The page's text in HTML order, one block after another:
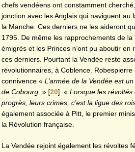
chefs vendéens ont constamment
jonction avec les Anglais qui naviguent au
la Manche. Ces derniers ne les aideront
1795. De même les rapprochements de la
émigrés et les Princes n’ont pu aboutir en
ces derniers. Pourtant la Vendée reste
révolutionnaires, à Coblence.
connivence « L’armée de la Vendée est
de Cobourg » [20] . « Lorsque les révoltés
progrès, leurs crimes, c’est la ligue des
également associée à Pitt, le premier
la Révolution française.
La Vendée rejoint également les révoltes